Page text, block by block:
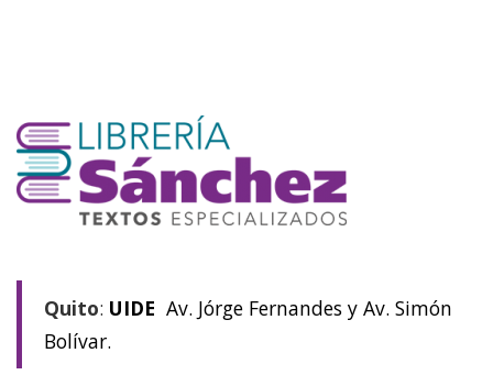
Quito: UIDE Av. Jórge Fernandes y Av. Simón
Bolívar.